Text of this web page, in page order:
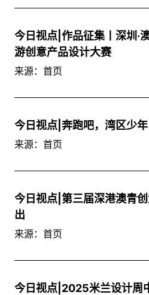
今日视点|作品征集丨深圳·
游创意产品设计大赛
来源：首页
今日视点|奔跑吧，湾区少年
来源：首页
今日视点|第三届深港澳青
出
来源：首页
今日视点|2025米兰设计周